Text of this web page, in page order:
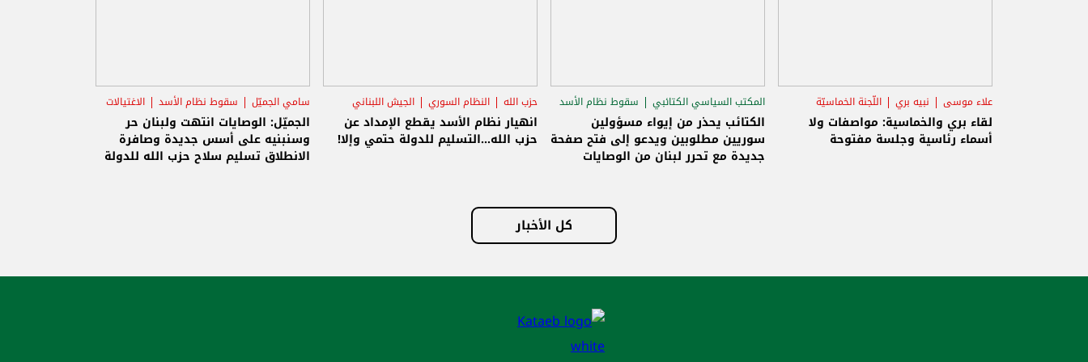
علاء موسى نبيه بري اللّجنة الخماسيّة
لقاء بري والخماسية: مواصفات ولا
أسماء رئاسية وجلسة مفتوحة
المكتب السياسي الكتائبي
سقوط نظام الأسد
الاستحقاق الرئاسي
الكتائب يحذر من إيواء مسؤولين
سوريين مطلوبين ويدعو إلى فتح صفحة
جديدة مع تحرر لبنان من الوصايات
حزب الله النظام السوري الجيش اللبناني
انهيار نظام الأسد يقطع الإمداد عن
حزب الله...التسليم للدولة حتمي وإلا!
سامي الجميّل سقوط نظام الأسد الاغتيالات
الجميّل: الوصايات انتهت ولبنان حر
وسنبنيه على أسس جديدة وصافرة
الانطلاق تسليم سلاح حزب الله للدولة
كل الأخبار